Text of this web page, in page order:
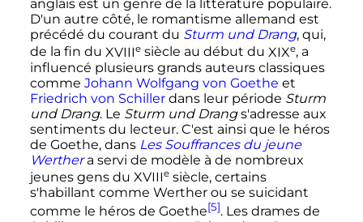
anglais est un genre de la littérature populaire.
D'un autre côté, le romantisme allemand est
précédé du courant du Sturm und Drang, qui,
de la fin du XVIIIe siècle au début du XIXe, a
influencé plusieurs grands auteurs classiques
comme Johann Wolfgang von Goethe et
Friedrich von Schillerdans leur période Sturm
und Drang. Le Sturm und Drangs'adresse aux
sentiments du lecteur. C'est ainsi que le héros
de Goethe, dans Les Souffrances du jeune
Werthera servi de modèle à de nombreux
jeunes gens du XVIIIe siècle, certains
s'habillant comme Werther ou se suicidant
comme le héros de Goethe[5]. Les drames de